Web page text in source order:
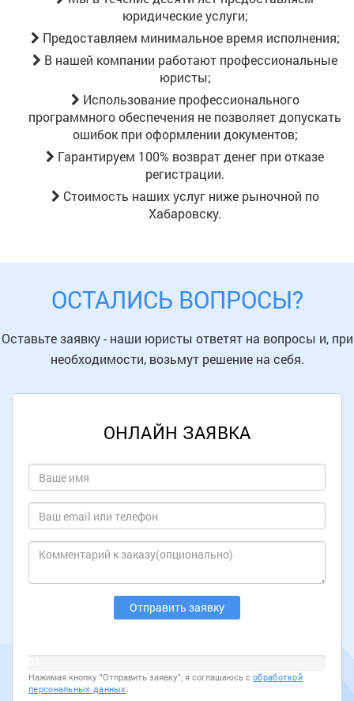
юридические услуги;
Предоставляем минимальное время исполнения;
В нашей компании работают профессиональные
юристы;
Использование профессионального
программного обеспечения не позволяет допускать
ошибок при оформлении документов;
Гарантируем 100% возврат денег при отказе
регистрации.
Стоимость наших услуг ниже рыночной по
Хабаровску.
ОСТАЛИСЬ ВОПРОСЫ?
Оставьте заявку - наши юристы ответят на вопросы и, при
необходимости, возьмут решение на себя.
ОНЛАЙН ЗАЯВКА
Нажимая кнопку "Отправить заявку", я соглашаюсь с обработкой
персональных данных .